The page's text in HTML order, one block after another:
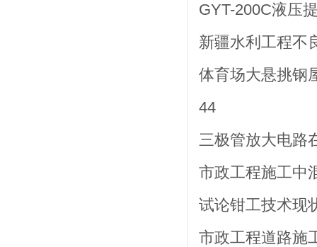
GYT-200C液压
新疆水利工程不
体育场大悬挑钢
44
三极管放大电路
市政工程施工中
试论钳工技术现
市政工程道路施